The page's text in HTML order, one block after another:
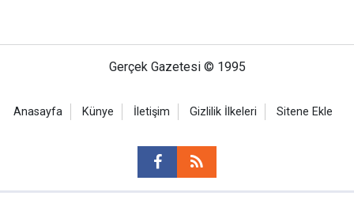
Gerçek Gazetesi © 1995
Anasayfa Künye İletişim Gizlilik İlkeleri Sitene Ekle